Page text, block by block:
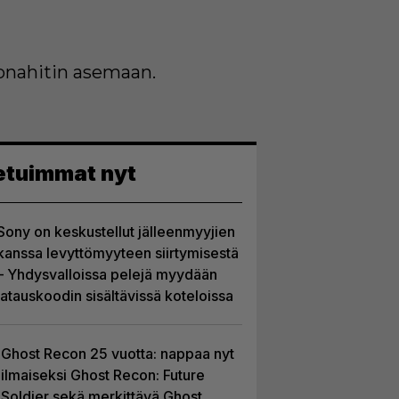
asemaan.
nyt
on keskustellut jälleenmyyjien
levyttömyyteen siirtymisestä
Yhdysvalloissa pelejä myydään
sisältävissä koteloissa
Ghost Recon 25 vuotta: nappaa nyt
ilmaiseksi Ghost Recon: Future